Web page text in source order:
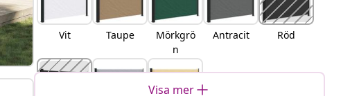
Vit Taupe
Mörkgrö
n
Antracit Röd
Visa mer